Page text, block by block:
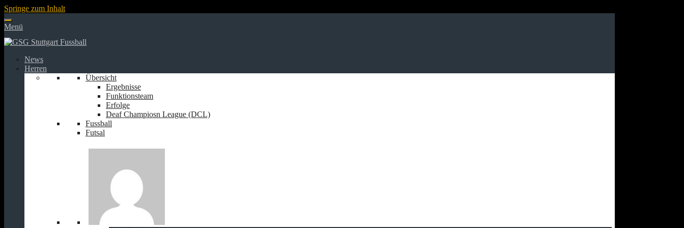
Springe zum Inhalt
Menü
News
Herren
Übersicht
Ergebnisse
Funktionsteam
Erfolge
Deaf Champiosn League (DCL)
Fussball
Futsal